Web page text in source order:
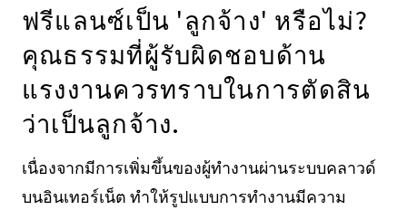
ฟรีแลนซ์เป็น 'ลูกจ้าง' หรือไม่?
คุณธรรมที่ผู้รับผิดชอบด้าน
แรงงานควรทราบในการตัดสิน
ว่าเป็นลูกจ้าง.
เนื่องจากมีการเพิ่มขึ้นของผู้ทำงานผ่านระบบคลาวด์
บนอินเทอร์เน็ต ทำให้รูปแบบการทำงานมีความ